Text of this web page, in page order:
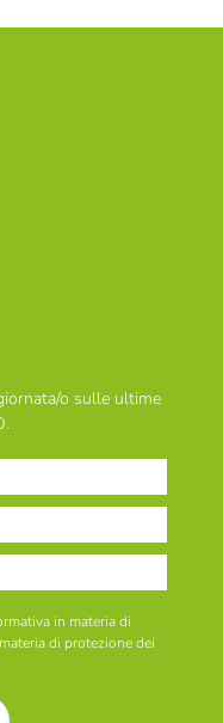
o sulle ultime
in materia di
di protezione dei